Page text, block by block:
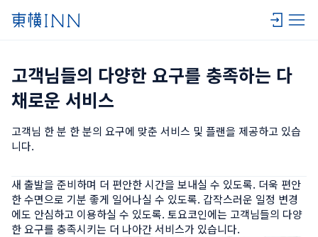
고객님들의 다양한 요구를 충족하는 다
채로운 서비스
고객님 한 분 한 분의 요구에 맞춘 서비스 및 플랜을 제공하고 있습
니다.
새 출발을 준비하며 더 편안한 시간을 보내실 수 있도록. 더욱 편안
한 수면으로 기분 좋게 일어나실 수 있도록. 갑작스러운 일정 변경
에도 안심하고 이용하실 수 있도록. 토요코인에는 고객님들의 다양
한 요구를 충족시키는 더 나아간 서비스가 있습니다.